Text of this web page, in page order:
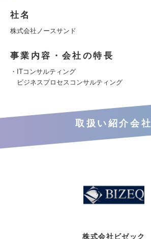
社名
株式会社ノースサンド
事業内容・会社の特長
・ITコンサルティング
ビジネスプロセスコンサルティング
取扱い紹介会社
株式会社ビゼック